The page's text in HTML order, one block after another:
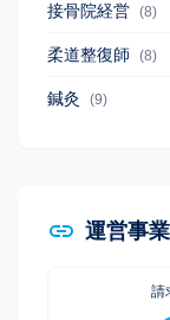
接骨院経営 (8)
柔道整復師 (8)
鍼灸 (9)
運営事業
請